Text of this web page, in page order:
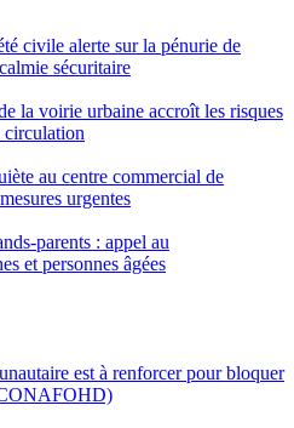
civile alerte sur la pénurie de
sécuritaire
la voirie urbaine accroît les risques
circulation
au centre commercial de
urgentes
parents : appel au
et personnes âgées
est à renforcer pour bloquer